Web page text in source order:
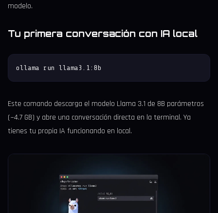
modelo.
Tu primera conversación con IA local
ollama run llama3.1:8b
Este comando descarga el modelo Llama 3.1 de 8B parámetros
(~4.7 GB) y abre una conversación directa en la terminal. Ya
tienes tu propia IA funcionando en local.